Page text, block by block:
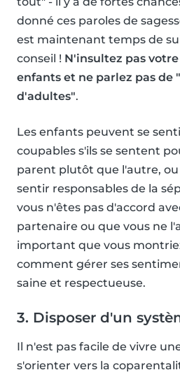
donné ces paroles de
est maintenant temps de
conseil ! N'insultez pas
enfants et ne parlez pas de
d'adultes".
Les enfants peuvent se
coupables s'ils se sentent
parent plutôt que l'autre,
sentir responsables de la
vous n'êtes pas d'accord
partenaire ou que vous ne
important que vous
comment gérer ses
saine et respectueuse.
3. Disposer d'un
Il n'est pas facile de vivre
s'orienter vers la